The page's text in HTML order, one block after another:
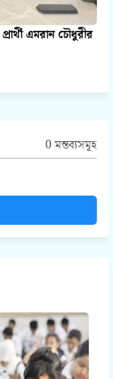
এমরান চৌধুরীর
0 মন্তব্যসমূহ